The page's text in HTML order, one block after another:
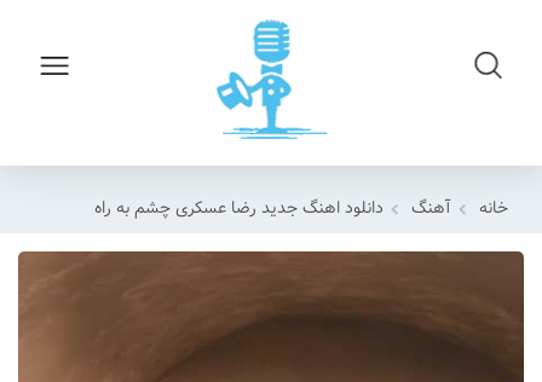
خانه آهنگ دانلود اهنگ جدید رضا عسکری چشم به راه